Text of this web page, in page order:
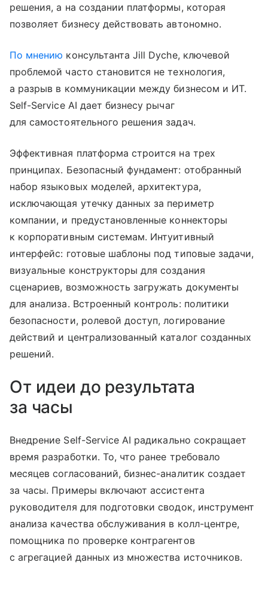
решения, а на создании платформы, которая
позволяет бизнесу действовать автономно.
По мнению консультанта Jill Dyche, ключевой
проблемой часто становится не технология,
а разрыв в коммуникации между бизнесом и ИТ.
Self-Service AI дает бизнесу рычаг
для самостоятельного решения задач.
Эффективная платформа строится на трех
принципах. Безопасный фундамент: отобранный
набор языковых моделей, архитектура,
исключающая утечку данных за периметр
компании, и предустановленные коннекторы
к корпоративным системам. Интуитивный
интерфейс: готовые шаблоны под типовые задачи,
визуальные конструкторы для создания
сценариев, возможность загружать документы
для анализа. Встроенный контроль: политики
безопасности, ролевой доступ, логирование
действий и централизованный каталог созданных
решений.
От идеи до результата
за часы
Внедрение Self-Service AI радикально сокращает
время разработки. То, что ранее требовало
месяцев согласований, бизнес-аналитик создает
за часы. Примеры включают ассистента
руководителя для подготовки сводок, инструмент
анализа качества обслуживания в колл-центре,
помощника по проверке контрагентов
с агрегацией данных из множества источников.